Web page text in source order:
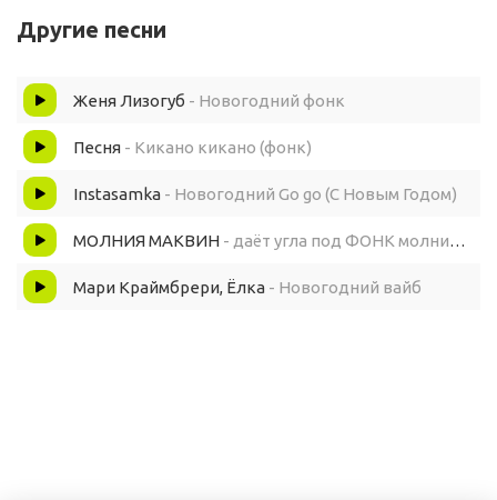
Санки в руки, полетели
Мандаринку в рот (У)
Новогодний фонк (Э)
Новогодний фонк
Другие песни
Женя Лизогуб - Новогодний фонк
Песня - Кикано кикано (фонк)
Instasamka - Новогодний Go go (С Новым Годом)
МОЛНИЯ МАКВИН - даёт угла под ФОНК молния маквин дрифтует
Мари Краймбрери, Ёлка - Новогодний вайб